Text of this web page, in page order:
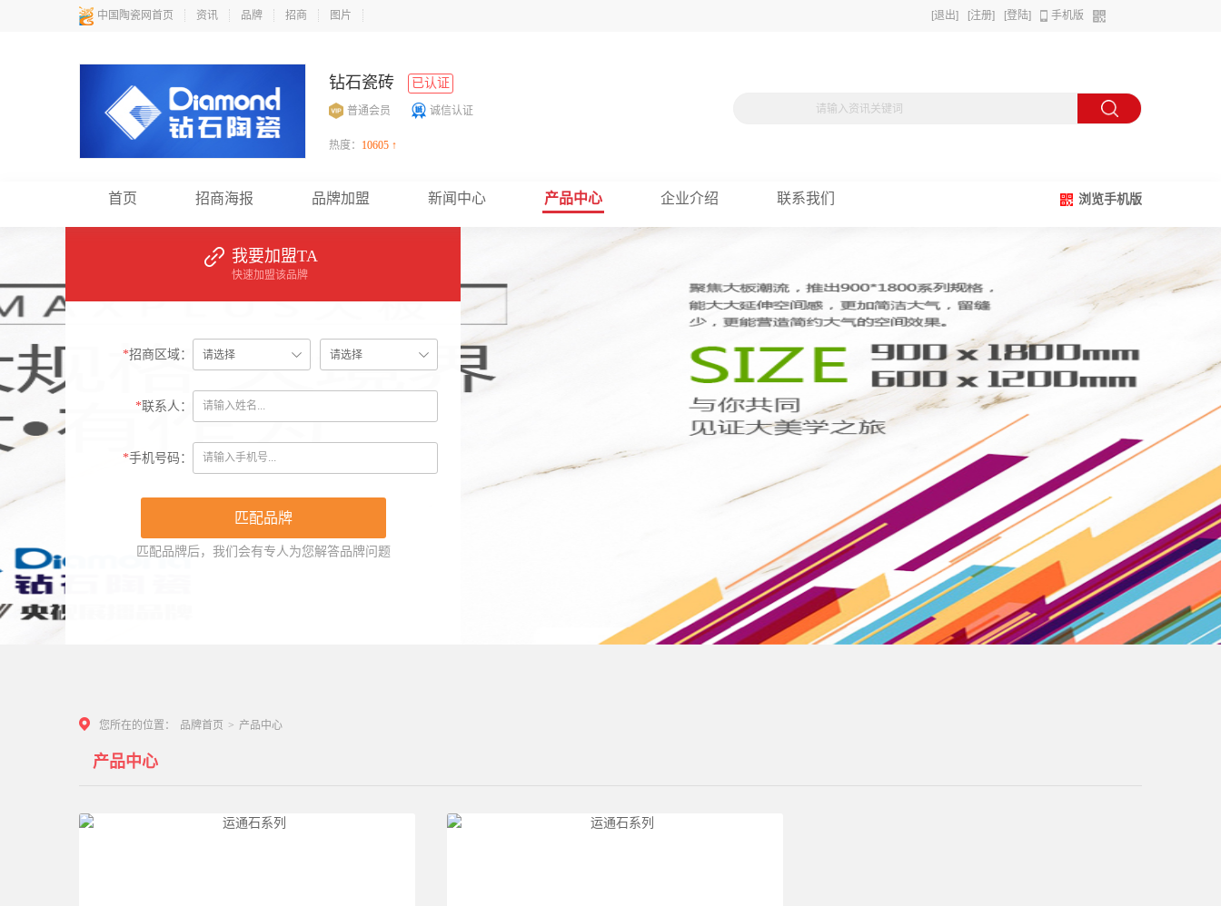
中国陶瓷网首页 资讯 品牌 招商 图片 [退出] [注册] [登陆] 手机版
钻石瓷砖 已认证
普通会员 诚信认证
热度： 10605 ↑
首页 招商海报 品牌加盟 新闻中心 产品中心 企业介绍 联系我们 浏览手机版
我要加盟TA
快速加盟该品牌
*招商区域：
*联系人：
*手机号码：
匹配品牌后，我们会有专人为您解答品牌问题
您所在的位置： 品牌首页 > 产品中心
产品中心